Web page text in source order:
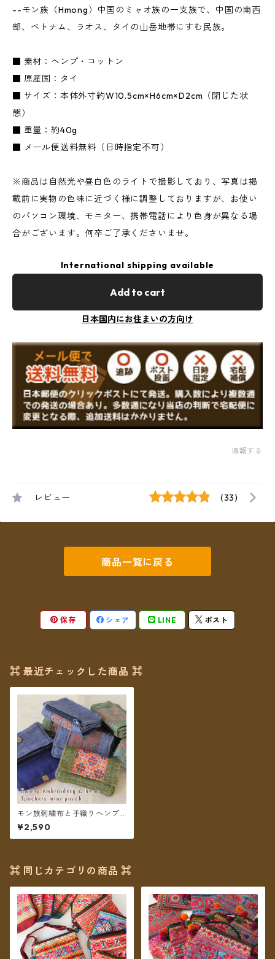
--モン族（Hmong）中国のミャオ族の一支族で、中国の南西
部、ベトナム、ラオス、タイの山岳地帯にすむ民族。
■ 素材：ヘンプ・コットン
■ 原産国：タイ
■ サイズ：本体外寸約W10.5cm×H6cm×D2cm（閉じた状
態）
■ 重量：約40g
■ メール便送料無料（日時指定不可）
※商品は自然光や昼白色のライトで撮影しており、写真は掲
載前に実物の色味に近づく様に調整しておりますが、お使い
のパソコン環境、モニター、携帯電話により色身が異なる場
合がございます。何卒ご了承くださいませ。
International shipping available
Add to cart
日本国内にお住まいの方向け
通報する
レビュー (33)
商品一覧に戻る
保存 シェア LINE ポスト
⌘ 最近チェックした商品 ⌘
モン族刺繍布と手織りヘンプ 3
ポケット ミニポーチ コインケ
ース ＊メール便送料無料＊
¥2,590
⌘ 同じカテゴリの商品 ⌘